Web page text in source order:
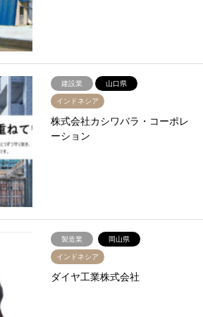
建設業 山口県
インドネシア
株式会社カシワバラ・コーポレ
ーション
製造業 岡山県
インドネシア
ダイヤ工業株式会社